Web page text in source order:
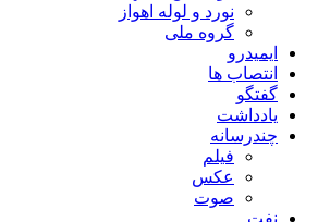
نورد و لوله اهواز
گروه ملی
ایمیدرو
انتصاب ها
گفتگو
یادداشت
چندرسانه
فیلم
عکس
صوت
نفت